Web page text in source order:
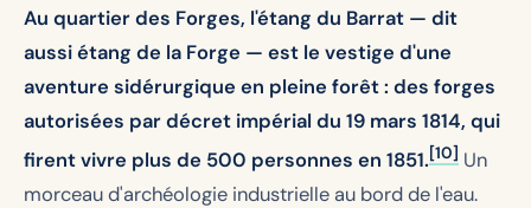
Au quartier des Forges, l'étang du Barrat — dit
aussi étang de la Forge — est le vestige d'une
aventure sidérurgique en pleine forêt : des forges
autorisées par décret impérial du 19 mars 1814, qui
firent vivre plus de 500 personnes en 1851.[10] Un
morceau d'archéologie industrielle au bord de l'eau.